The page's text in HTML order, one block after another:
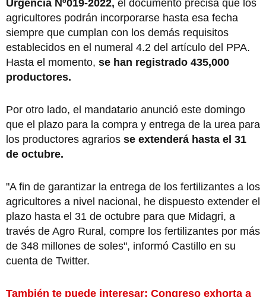
Urgencia Nº019-2022, el documento precisa que los
agricultores podrán incorporarse hasta esa fecha
siempre que cumplan con los demás requisitos
establecidos en el numeral 4.2 del artículo del PPA.
Hasta el momento, se han registrado 435,000
productores.
Por otro lado, el mandatario anunció este domingo
que el plazo para la compra y entrega de la urea para
los productores agrarios se extenderá hasta el 31
de octubre.
"A fin de garantizar la entrega de los fertilizantes a los
agricultores a nivel nacional, he dispuesto extender el
plazo hasta el 31 de octubre para que Midagri, a
través de Agro Rural, compre los fertilizantes por más
de 348 millones de soles", informó Castillo en su
cuenta de Twitter.
También te puede interesar: Congreso exhorta a